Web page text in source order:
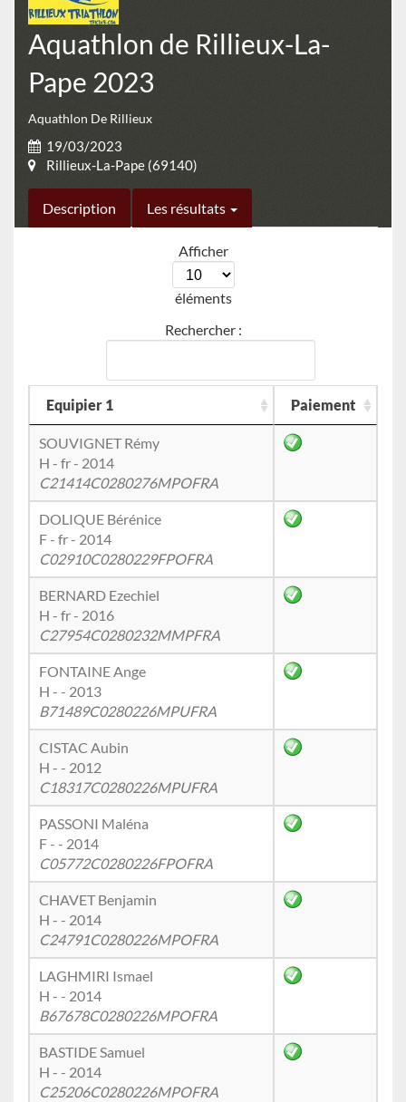
Aquathlon de Rillieux-La-
Pape 2023
Aquathlon De Rillieux
19/03/2023
Rillieux-La-Pape (69140)
Description Les résultats
Afficher
éléments
Rechercher :
Equipier 1 Paiement
SOUVIGNET Rémy
H - fr - 2014
C21414C0280276MPOFRA
DOLIQUE Bérénice
F - fr - 2014
C02910C0280229FPOFRA
BERNARD Ezechiel
H - fr - 2016
C27954C0280232MMPFRA
FONTAINE Ange
H - - 2013
B71489C0280226MPUFRA
CISTAC Aubin
H - - 2012
C18317C0280226MPUFRA
PASSONI Maléna
F - - 2014
C05772C0280226FPOFRA
CHAVET Benjamin
H - - 2014
C24791C0280226MPOFRA
LAGHMIRI Ismael
H - - 2014
B67678C0280226MPOFRA
BASTIDE Samuel
H - - 2014
C25206C0280226MPOFRA